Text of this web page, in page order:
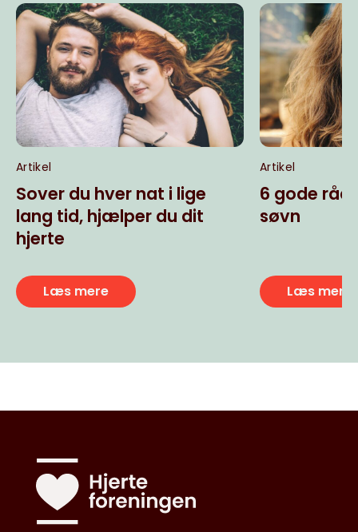
Artikel
Sover du hver nat i lige
lang tid, hjælper du dit
hjerte
Læs mere
Artikel
6 gode råd
søvn
Læs mere